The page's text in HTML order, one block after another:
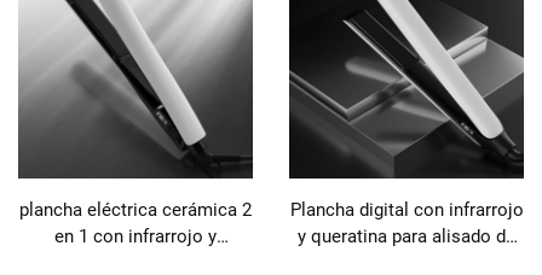
plancha eléctrica cerámica 2
en 1 con infrarrojo y
Plancha digital con infrarrojo
y queratina para alisado de